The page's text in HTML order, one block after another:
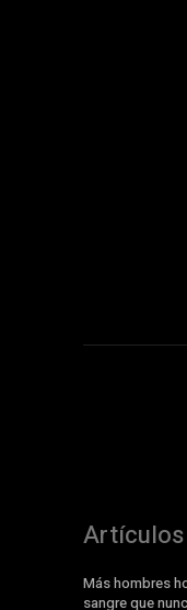
Más hombres
sangre que